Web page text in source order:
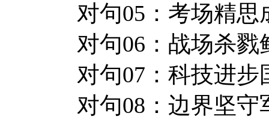
对句05：考场精思
对句06：战场杀戮
对句07：科技进步
对句08：边界坚守